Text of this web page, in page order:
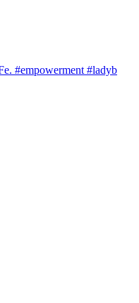
#empowerment #ladyb